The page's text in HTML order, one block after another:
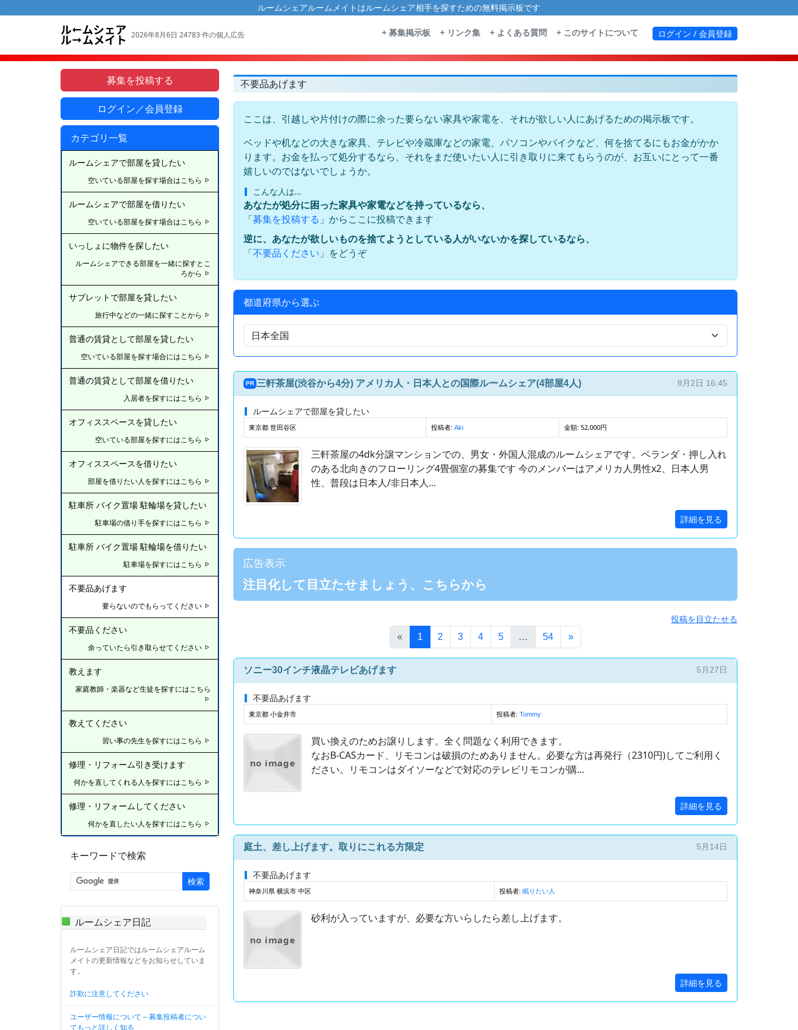
ルームシェアルームメイトはルームシェア相手を探すための無料掲示板です
2026年8月6日 24783 件の個人広告 + 募集掲示板 + リンク集 + よくある質問 + このサイトについて ログイン / 会員登録
募集を投稿する
ログイン／会員登録
カテゴリ一覧
ルームシェアで部屋を貸したい
空いている部屋を探す場合はこちら
ルームシェアで部屋を借りたい
空いている部屋を探す場合はこちら
いっしょに物件を探したい
ルームシェアできる部屋を一緒に探すとこ
ろから
サブレットで部屋を貸したい
旅行中などの一緒に探すことから
普通の賃貸として部屋を貸したい
空いている部屋を探す場合にはこちら
普通の賃貸として部屋を借りたい
入居者を探すにはこちら
オフィススペースを貸したい
空いている部屋を探すにはこちら
オフィススペースを借りたい
部屋を借りたい人を探すにはこちら
駐車所 バイク置場 駐輪場を貸したい
駐車場の借り手を探すにはこちら
駐車所 バイク置場 駐輪場を借りたい
駐車場を探すにはこちら
不要品あげます
要らないのでもらってください
不要品ください
余っていたら引き取らせてください
教えます
家庭教師・楽器など生徒を探すにはこちら
教えてください
習い事の先生を探すにはこちら
修理・リフォーム引き受けます
何かを直してくれる人を探すにはこちら
修理・リフォームしてください
何かを直したい人を探すにはこちら
キーワードで検索
検索
ルームシェア日記
ルームシェア日記ではルームシェアルーム
メイトの更新情報などをお知らせしていま
す。
詐欺に注意してください
ユーザー情報について – 募集投稿者につい
てもっと詳しく知る
不要品あげます
ここは、引越しや片付けの際に余った要らない家具や家電を、それが欲しい人にあげるための掲示板です。
ベッドや机などの大きな家具、テレビや冷蔵庫などの家電、パソコンやバイクなど、何を捨てるにもお金がかか
ります。お金を払って処分するなら、それをまだ使いたい人に引き取りに来てもらうのが、お互いにとって一番
嬉しいのではないでしょうか。
こんな人は…
あなたが処分に困った家具や家電などを持っているなら、
「募集を投稿する 」からここに投稿できます
逆に、あなたが欲しいものを捨てようとしている人がいないかを探しているなら、
「不要品ください 」をどうぞ
都道府県から選ぶ
PR 三軒茶屋(渋谷から4分) アメリカ人・日本人との国際ルームシェア(4部屋4人) 8月2日 16:45
ルームシェアで部屋を貸したい
東京都 世田谷区 投稿者: Aki 金額: 52,000円
三軒茶屋の4dk分譲マンションでの、男女・外国人混成のルームシェアです。ベランダ・押し入れ
のある北向きのフローリング4畳個室の募集です 今のメンバーはアメリカ人男性x2、日本人男
性、普段は日本人/非日本人...
詳細を見る
広告表示
注目化して目立たせましょう、こちらから
投稿を目立たせる
« 1 (このページ)
2 3 4 5 … 54 »
ソニー30インチ液晶テレビあげます 5月27日
不要品あげます
東京都 小金井市 投稿者: Tommy
no image
買い換えのためお譲りします。全く問題なく利用できます。
なおB-CASカード、リモコンは破損のためありません。必要な方は再発行（2310円)してご利用く
ださい。リモコンはダイソーなどで対応のテレビリモコンが購...
詳細を見る
庭土、差し上げます。取りにこれる方限定 5月14日
不要品あげます
神奈川県 横浜市 中区 投稿者: 眠りたい人
no image
砂利が入っていますが、必要な方いらしたら差し上げます。
詳細を見る